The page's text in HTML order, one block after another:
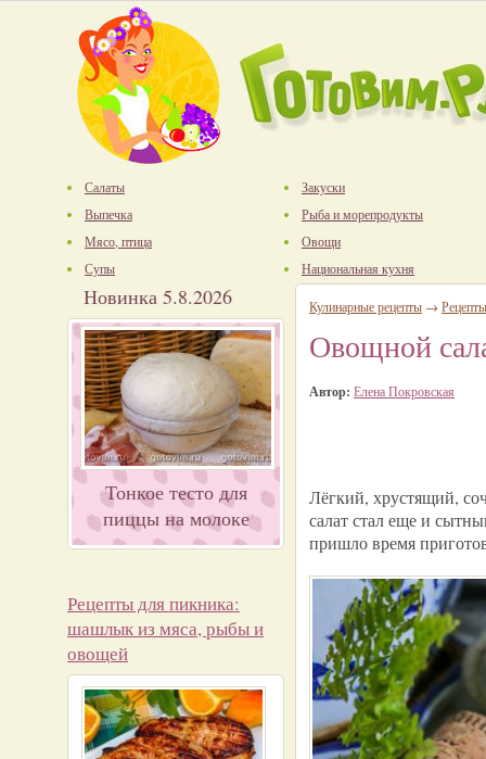
Салаты
Выпечка
Мясо, птица
Супы
Закуски
Рыба и морепродукты
Овощи
Национальная кухня
Новинка 5.8.2026
Тонкое тесто для
пиццы на молоке
Рецепты для пикника:
шашлык из мяса, рыбы и
овощей
Кулинарные рецепты →
Овощной
Автор: Елена Покровская
Лёгкий, хрустящий,
салат стал еще и
пришло время